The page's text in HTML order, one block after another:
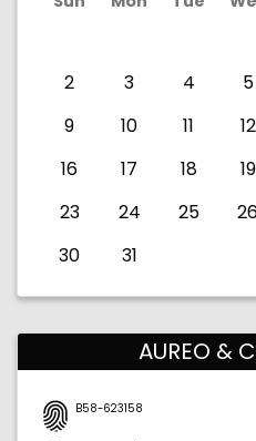
2
3 4 5
9
10 11 12
16
17 18 19
23
24 25
30
31
AUREO &
B58-623158